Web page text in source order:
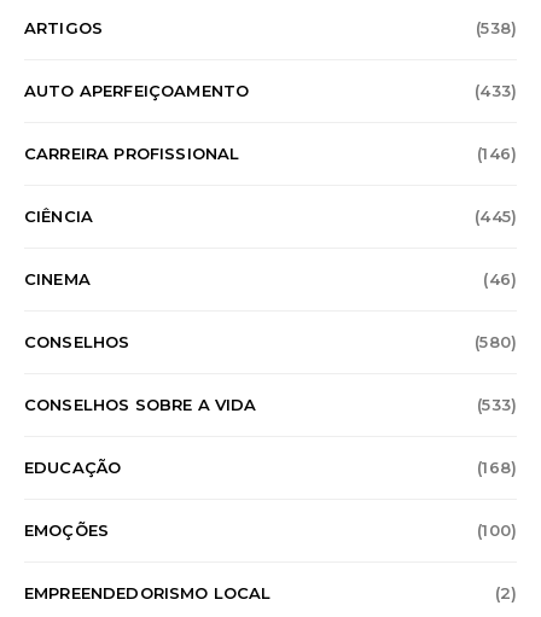
ARTIGOS (538)
AUTO APERFEIÇOAMENTO (433)
CARREIRA PROFISSIONAL (146)
CIÊNCIA (445)
CINEMA (46)
CONSELHOS (580)
CONSELHOS SOBRE A VIDA (533)
EDUCAÇÃO (168)
EMOÇÕES (100)
EMPREENDEDORISMO LOCAL (2)